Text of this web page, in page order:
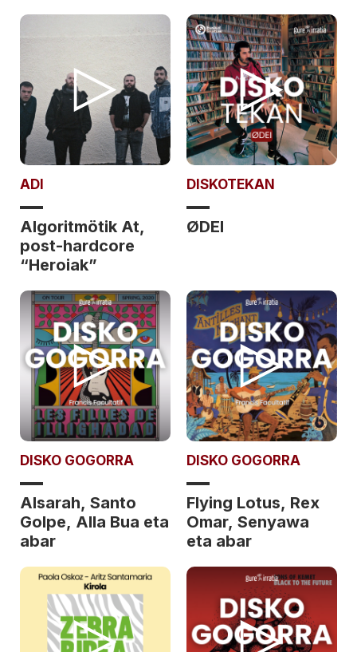
ADI
Algoritmötik At,
post-hardcore
“Heroiak”
DISKOTEKAN
ØDEI
DISKO GOGORRA
Alsarah, Santo
Golpe, Alla Bua eta
abar
DISKO GOGORRA
Flying Lotus, Rex
Omar, Senyawa
eta abar